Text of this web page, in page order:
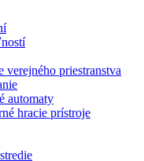
verejného priestranstva
automaty
hracie prístroje